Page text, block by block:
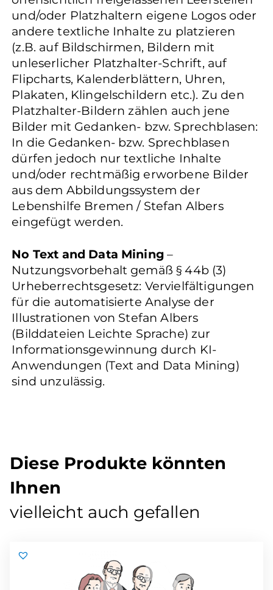
und/oder Platzhaltern eigene Logos oder
andere textliche Inhalte zu platzieren
(z.B. auf Bildschirmen, Bildern mit
unleserlicher Platzhalter-Schrift, auf
Flipcharts, Kalenderblättern, Uhren,
Plakaten, Klingelschildern etc.). Zu den
Platzhalter-Bildern zählen auch jene
Bilder mit Gedanken- bzw. Sprechblasen:
In die Gedanken- bzw. Sprechblasen
dürfen jedoch nur textliche Inhalte
und/oder rechtmäßig erworbene Bilder
aus dem Abbildungssystem der
Lebenshilfe Bremen / Stefan Albers
eingefügt werden.
No Text and Data Mining –
Nutzungsvorbehalt gemäß § 44b (3)
Urheberrechtsgesetz: Vervielfältigungen
für die automatisierte Analyse der
Illustrationen von Stefan Albers
(Bilddateien Leichte Sprache) zur
Informationsgewinnung durch KI-
Anwendungen (Text and Data Mining)
sind unzulässig.
Diese Produkte könnten
Ihnen
vielleicht auch gefallen